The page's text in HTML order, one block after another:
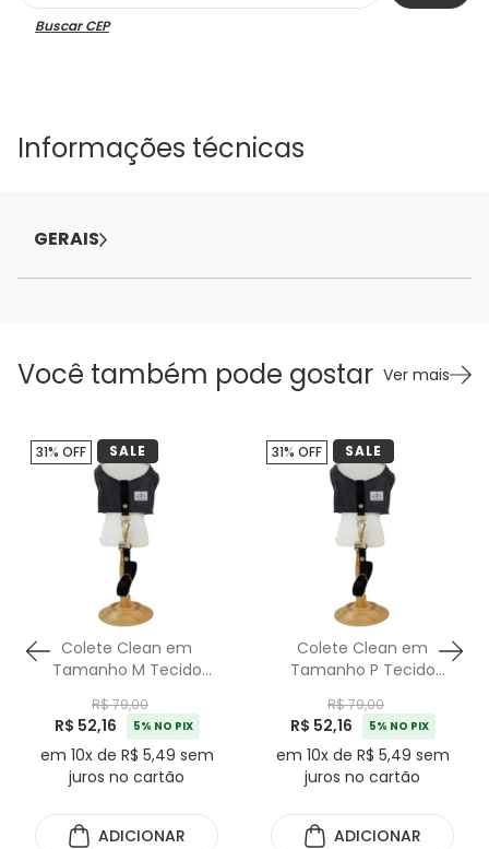
Buscar CEP
Informações técnicas
GERAIS
Você também pode gostar Ver mais
Colete Clean em
Tamanho M Tecido
R$ 79,00
R$ 52,16 5% NO PIX
em 10x de R$ 5,49 sem
juros no cartão
31% OFF SALE
ADICIONAR
Colete Clean em
Tamanho P Tecido
R$ 79,00
R$ 52,16 5% NO PIX
em 10x de R$ 5,49 sem
juros no cartão
31% OFF SALE
ADICIONAR